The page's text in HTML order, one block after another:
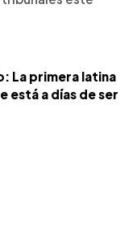
La primera latina
está a días de ser